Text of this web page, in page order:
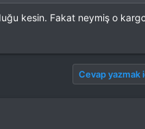
kesin. Fakat neymiş o
Cevap yazmak